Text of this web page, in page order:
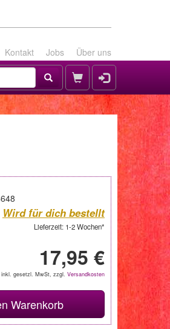
Kontakt Jobs Über uns
Wird für dich bestellt
Lieferzeit: 1-2 Wochen*
17,95 €
inkl. gesetzl. MwSt, zzgl. Versandkosten
Warenkorb